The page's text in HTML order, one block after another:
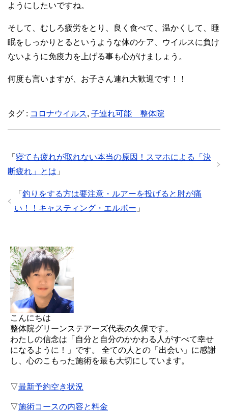
ようにしたいですね。
そして、むしろ疲労をとり、良く食べて、温かくして、睡
眠をしっかりとるというような体のケア、ウイルスに負け
ないように免疫力を上げる事も心がけましょう。
何度も言いますが、お子さん連れ大歓迎です！！
タグ : コロナウイルス, 子連れ可能 整体院
「 寝ても疲れが取れない本当の原因！スマホによる「決
断疲れ」とは 」
「 釣りをする方は要注意・ルアーを投げると肘が痛
い！！キャスティング・エルボー 」
こんにちは
整体院グリーンステアーズ代表の久保です。
わたしの信念は「自分と自分のかかわる人がすべて幸せ
になるように！」です。 全ての人との「出会い」に感謝
し、心のこもった施術を最も大切にしています。
▽最新予約空き状況
▽施術コースの内容と料金